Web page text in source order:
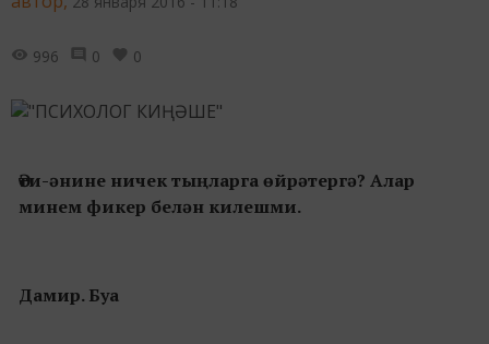
996 0 0
Әти-әнине ничек тыңларга өйрәтергә? Алар
минем фикер белән килешми.
Дамир. Буа